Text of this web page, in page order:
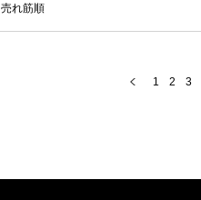
売れ筋順
1 2 3